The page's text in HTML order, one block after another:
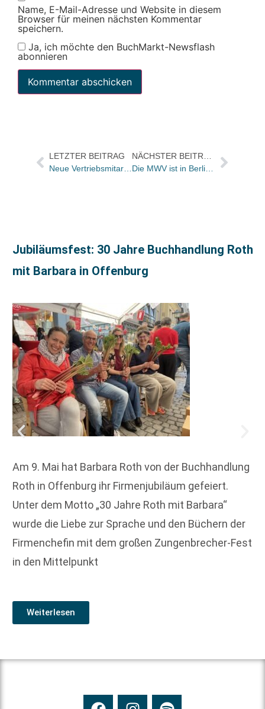
Name, E-Mail-Adresse und Website in diesem
Browser für meinen nächsten Kommentar
speichern.
Ja, ich möchte den BuchMarkt-Newsflash
abonnieren
LETZTER BEITRAG
Neue Vertriebsmitarbeiterinnen bei KV&H: Imke Folkerts macht Key Account
NÄCHSTER BEITRAG
Die MWV ist in Berlin umgezogen
Jubiläumsfest: 30 Jahre Buchhandlung Roth
mit Barbara in Offenburg
Am 9. Mai hat Barbara Roth von der Buchhandlung
Roth in Offenburg ihr Firmenjubiläum gefeiert.
Unter dem Motto „30 Jahre Roth mit Barbara“
wurde die Liebe zur Sprache und den Büchern der
Firmenchefin mit dem großen Zungenbrecher-Fest
in den Mittelpunkt
Weiterlesen